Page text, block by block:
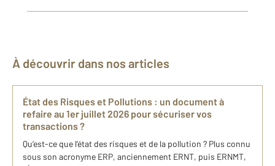
À découvrir dans nos articles
État des Risques et Pollutions : un document à
refaire au 1er juillet 2026 pour sécuriser vos
transactions ?
Qu’est-ce que l’état des risques et de la pollution ? Plus connu
sous son acronyme ERP, anciennement ERNT, puis ERNMT,